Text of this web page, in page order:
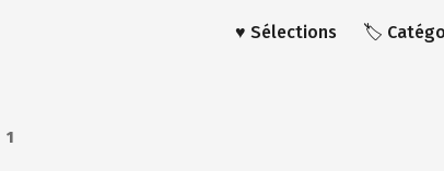
♥️ Sélections 🏷️
1